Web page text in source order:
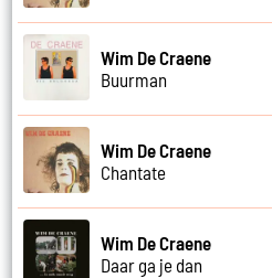
Wim De Craene
Buurman
Wim De Craene
Chantate
Wim De Craene
Daar ga je dan